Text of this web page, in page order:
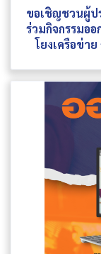
ขอเชิญชวนผู้ป
ร่วมกิจกรรมอ
โยงเครือข่า